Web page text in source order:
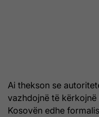
Ai thekson se
vazhdojnë të kërkojnë
Kosovën edhe